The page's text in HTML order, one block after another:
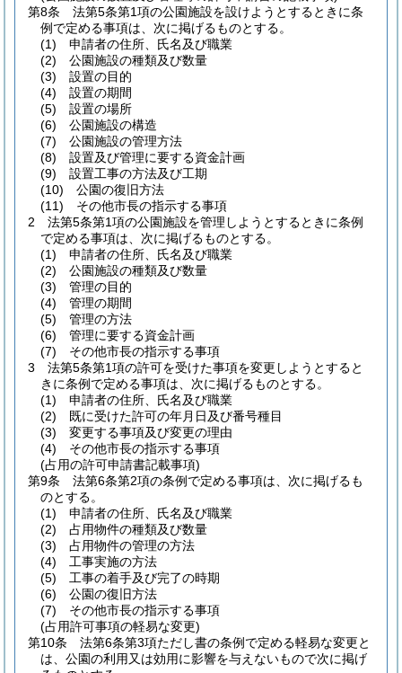
第8条
法第5条第1項の公園施設を設けようとするときに条
例で定める事項は、次に掲げるものとする。
(1)
申請者の住所、氏名及び職業
(2)
公園施設の種類及び数量
(3)
設置の目的
(4)
設置の期間
(5)
設置の場所
(6)
公園施設の構造
(7)
公園施設の管理方法
(8)
設置及び管理に要する資金計画
(9)
設置工事の方法及び工期
(10)
公園の復旧方法
(11)
その他市長の指示する事項
2
法第5条第1項の公園施設を管理しようとするときに条例
で定める事項は、次に掲げるものとする。
(1)
申請者の住所、氏名及び職業
(2)
公園施設の種類及び数量
(3)
管理の目的
(4)
管理の期間
(5)
管理の方法
(6)
管理に要する資金計画
(7)
その他市長の指示する事項
3
法第5条第1項の許可を受けた事項を変更しようとすると
きに条例で定める事項は、次に掲げるものとする。
(1)
申請者の住所、氏名及び職業
(2)
既に受けた許可の年月日及び番号種目
(3)
変更する事項及び変更の理由
(4)
その他市長の指示する事項
(占用の許可申請書記載事項)
第9条
法第6条第2項の条例で定める事項は、次に掲げるも
のとする。
(1)
申請者の住所、氏名及び職業
(2)
占用物件の種類及び数量
(3)
占用物件の管理の方法
(4)
工事実施の方法
(5)
工事の着手及び完了の時期
(6)
公園の復旧方法
(7)
その他市長の指示する事項
(占用許可事項の軽易な変更)
第10条
法第6条第3項ただし書の条例で定める軽易な変更と
は、公園の利用又は効用に影響を与えないもので次に掲げ